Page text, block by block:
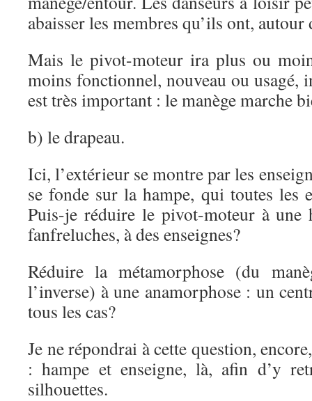
abaisser les membres qu’ils ont, autour
Mais le pivot-moteur ira plus ou
moins fonctionnel, nouveau ou usagé,
est très important : le manège marche
b) le drapeau.
Ici, l’extérieur se montre par les
se fonde sur la hampe, qui toutes les
Puis-je réduire le pivot-moteur à une
fanfreluches, à des enseignes?
Réduire la métamorphose (du
l’inverse) à une anamorphose : un
tous les cas?
Je ne répondrai à cette question,
: hampe et enseigne, là, afin d’y
silhouettes.